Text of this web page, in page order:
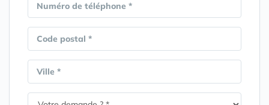
Numéro de téléphone *
Code postal *
Ville *